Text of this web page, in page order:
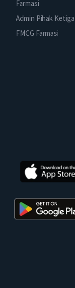
Farmasi
Admin Pihak Ketiga
FMCG Farmasi